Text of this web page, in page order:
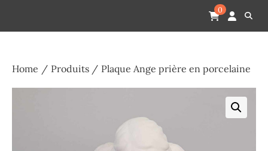
content
Espace Funéraire Michel Gardechaux
0
Home Produits Plaque Ange prière en porcelaine